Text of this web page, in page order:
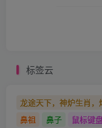
标签云
龙途天下，神炉生肖，
鼻祖
鼻子 鼠标键